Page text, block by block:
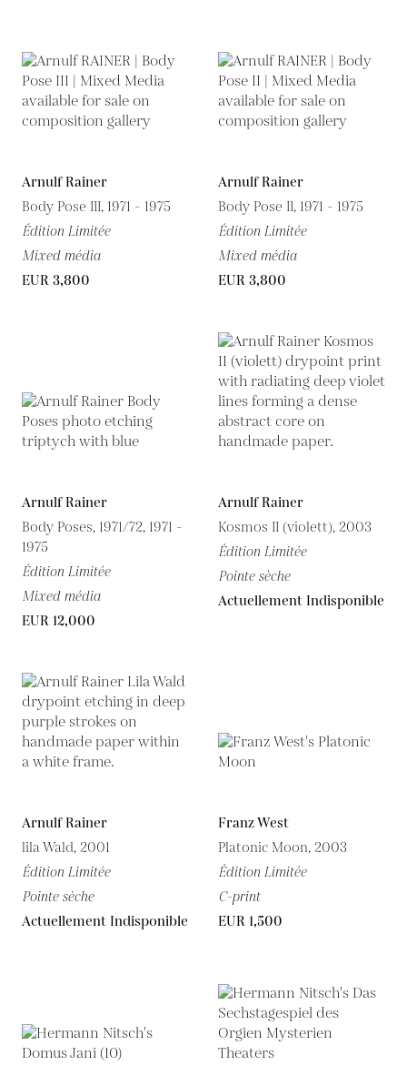
Arnulf Rainer
Body Pose III, 1971 - 1975
Édition Limitée
Mixed média
EUR 3,800
Arnulf Rainer
Body Pose II, 1971 - 1975
Édition Limitée
Mixed média
EUR 3,800
Arnulf Rainer
Body Poses, 1971/72, 1971 -
1975
Édition Limitée
Mixed média
EUR 12,000
Arnulf Rainer
Kosmos II (violett), 2003
Édition Limitée
Pointe sèche
Actuellement Indisponible
Arnulf Rainer
lila Wald, 2001
Édition Limitée
Pointe sèche
Actuellement Indisponible
Franz West
Platonic Moon, 2003
Édition Limitée
C-print
EUR 1,500